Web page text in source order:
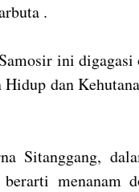
.
ini digagasi
dan
Sitanggang,
menanam